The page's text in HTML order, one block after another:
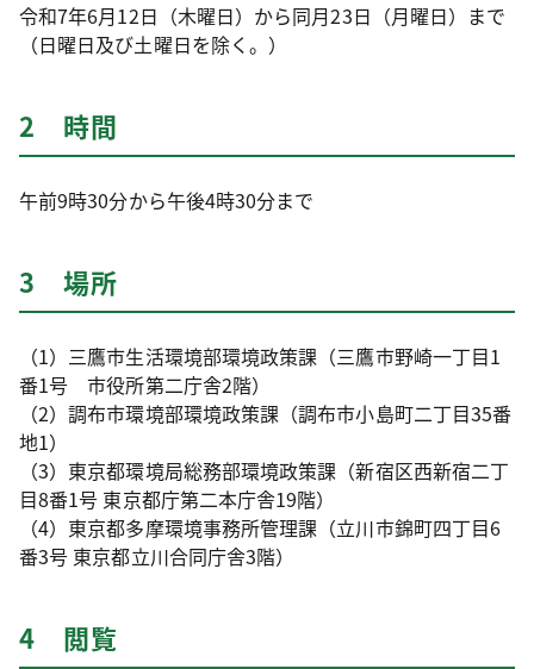
令和7年6月12日（木曜日）から同月23日（月曜日）まで
（日曜日及び土曜日を除く。）
2 時間
午前9時30分から午後4時30分まで
3 場所
（1）三鷹市生活環境部環境政策課（三鷹市野崎一丁目1
番1号 市役所第二庁舎2階）
（2）調布市環境部環境政策課（調布市小島町二丁目35番
地1）
（3）東京都環境局総務部環境政策課（新宿区西新宿二丁
目8番1号 東京都庁第二本庁舎19階）
（4）東京都多摩環境事務所管理課（立川市錦町四丁目6
番3号 東京都立川合同庁舎3階）
4 閲覧